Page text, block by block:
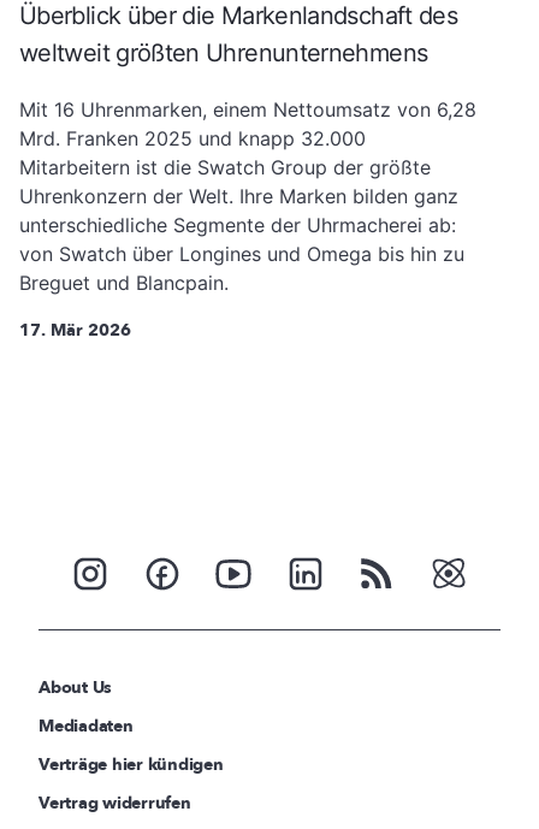
Überblick über die Markenlandschaft des
weltweit größten Uhrenunternehmens
Mit 16 Uhrenmarken, einem Nettoumsatz von 6,28
Mrd. Franken 2025 und knapp 32.000
Mitarbeitern ist die Swatch Group der größte
Uhrenkonzern der Welt. Ihre Marken bilden ganz
unterschiedliche Segmente der Uhrmacherei ab:
von Swatch über Longines und Omega bis hin zu
Breguet und Blancpain.
17. Mär 2026
About Us
Mediadaten
Verträge hier kündigen
Vertrag widerrufen